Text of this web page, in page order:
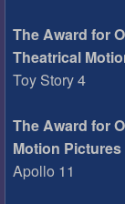
The Award for
Theatrical
Toy Story 4
The Award for
Motion Pictures
Apollo 11